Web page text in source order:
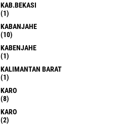
KAB.BEKASI
(1)
KABANJAHE
(10)
KABENJAHE
(1)
KALIMANTAN BARAT
(1)
KARO
(8)
KARO
(2)